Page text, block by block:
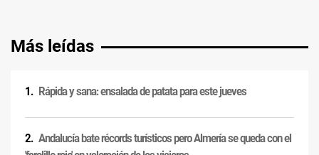
Más leídas
Rápida y sana: ensalada de patata para este jueves
Andalucía bate récords turísticos pero Almería se queda con el